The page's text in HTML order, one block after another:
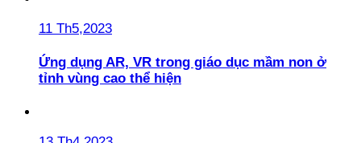
11 Th5,2023
Ứng dụng AR, VR trong giáo dục mầm non ở
tỉnh vùng cao thể hiện